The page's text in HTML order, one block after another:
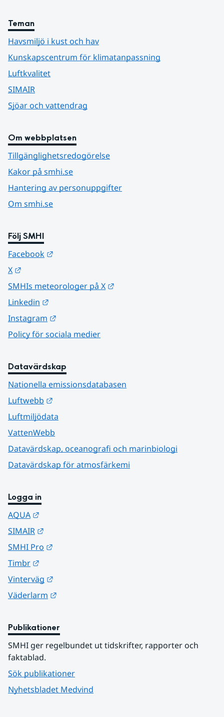
Teman
Havsmiljö i kust och hav
Kunskapscentrum för klimatanpassning
Luftkvalitet
SIMAIR
Sjöar och vattendrag
Om webbplatsen
Tillgänglighetsredogörelse
Kakor på smhi.se
Hantering av personuppgifter
Om smhi.se
Följ SMHI
Facebook
X
SMHIs meteorologer på X
Linkedin
Instagram
Policy för sociala medier
Datavärdskap
Nationella emissionsdatabasen
Luftwebb
Luftmiljödata
VattenWebb
Datavärdskap, oceanografi och marinbiologi
Datavärdskap för atmosfärkemi
Logga in
AQUA
SIMAIR
SMHI Pro
Timbr
Vinterväg
Väderlarm
Publikationer
SMHI ger regelbundet ut tidskrifter, rapporter och
faktablad.
Sök publikationer
Nyhetsbladet Medvind